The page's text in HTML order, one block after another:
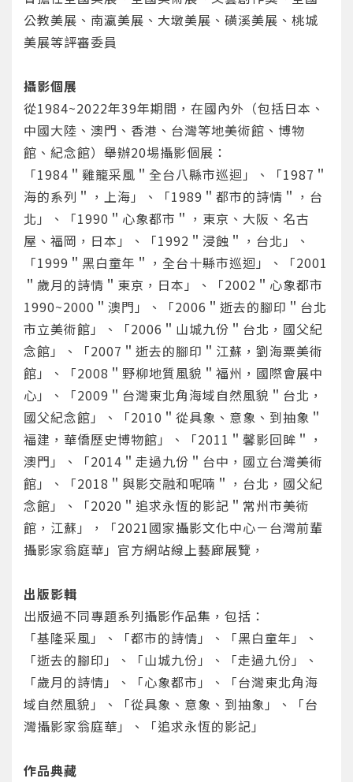
或
登入
或
按下註冊即代表你同意我們的
策。
您將收到一封Email，請依照信件中的指示重新登
入。
重設密碼
系統偵測到您的帳號重複登入，
點擊下方「確定」將前一位使用者強制登出。
確定
取消
公教美展、南瀛美展、大墩美展、磺溪美展、桃城
美展等評審委員
攝影個展
從1984~2022年39年期間，在國內外（包括日本、
中國大陸、澳門、香港、台灣等地美術館、博物
館、紀念館）舉辦20埸攝影個展：
「1984＂雞籠采風＂全台八縣市巡迴」、「1987＂
海的系列＂，上海」、「1989＂都市的詩情＂，台
北」、「1990＂心象都市＂，東京、大阪、名古
屋、福岡，日本」、「1992＂浸蝕＂，台北」、
「1999＂黑白童年＂，全台十縣市巡迴」、「2001
＂歲月的詩情＂東京，日本」、「2002＂心象都市
1990~2000＂澳門」、「2006＂逝去的腳印＂台北
市立美術館」、「2006＂山城九份＂台北，國父紀
念館」、「2007＂逝去的腳印＂江蘇，劉海粟美術
館」、「2008＂野柳地質風貌＂福州，國際會展中
心」、「2009＂台灣東北角海域自然風貌＂台北，
國父紀念館」、「2010＂從具象、意象、到抽象＂
福建，華僑歷史博物館」、「2011＂馨影回眸＂，
澳門」、「2014＂走過九份＂台中，國立台灣美術
館」、「2018＂與影交融和呢喃＂，台北，國父紀
念館」、「2020＂追求永恆的影記＂常州市美術
館，江蘇」，「2021國家攝影文化中心－台灣前輩
攝影家翁庭華」官方網站線上藝廊展覽，
出版影輯
出版過不同專題系列攝影作品集，包括：
「基隆采風」、「都市的詩情」、「黑白童年」、
「逝去的腳印」、「山城九份」、「走過九份」、
「歲月的詩情」、「心象都市」、「台灣東北角海
域自然風貌」、「從具象、意象、到抽象」、「台
灣攝影家翁庭華」、「追求永恆的影記」
作品典藏